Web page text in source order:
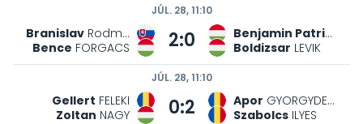
JÚL. 28, 11:10
Branislav Rodman
Bence FORGACS 2:0 Benjamin Patrik
Boldizsar LEVIK
JÚL. 28, 11:10
Gellert FELEKI
Zoltan NAGY 0:2 Apor GYORGYDEAK
Szabolcs ILYES